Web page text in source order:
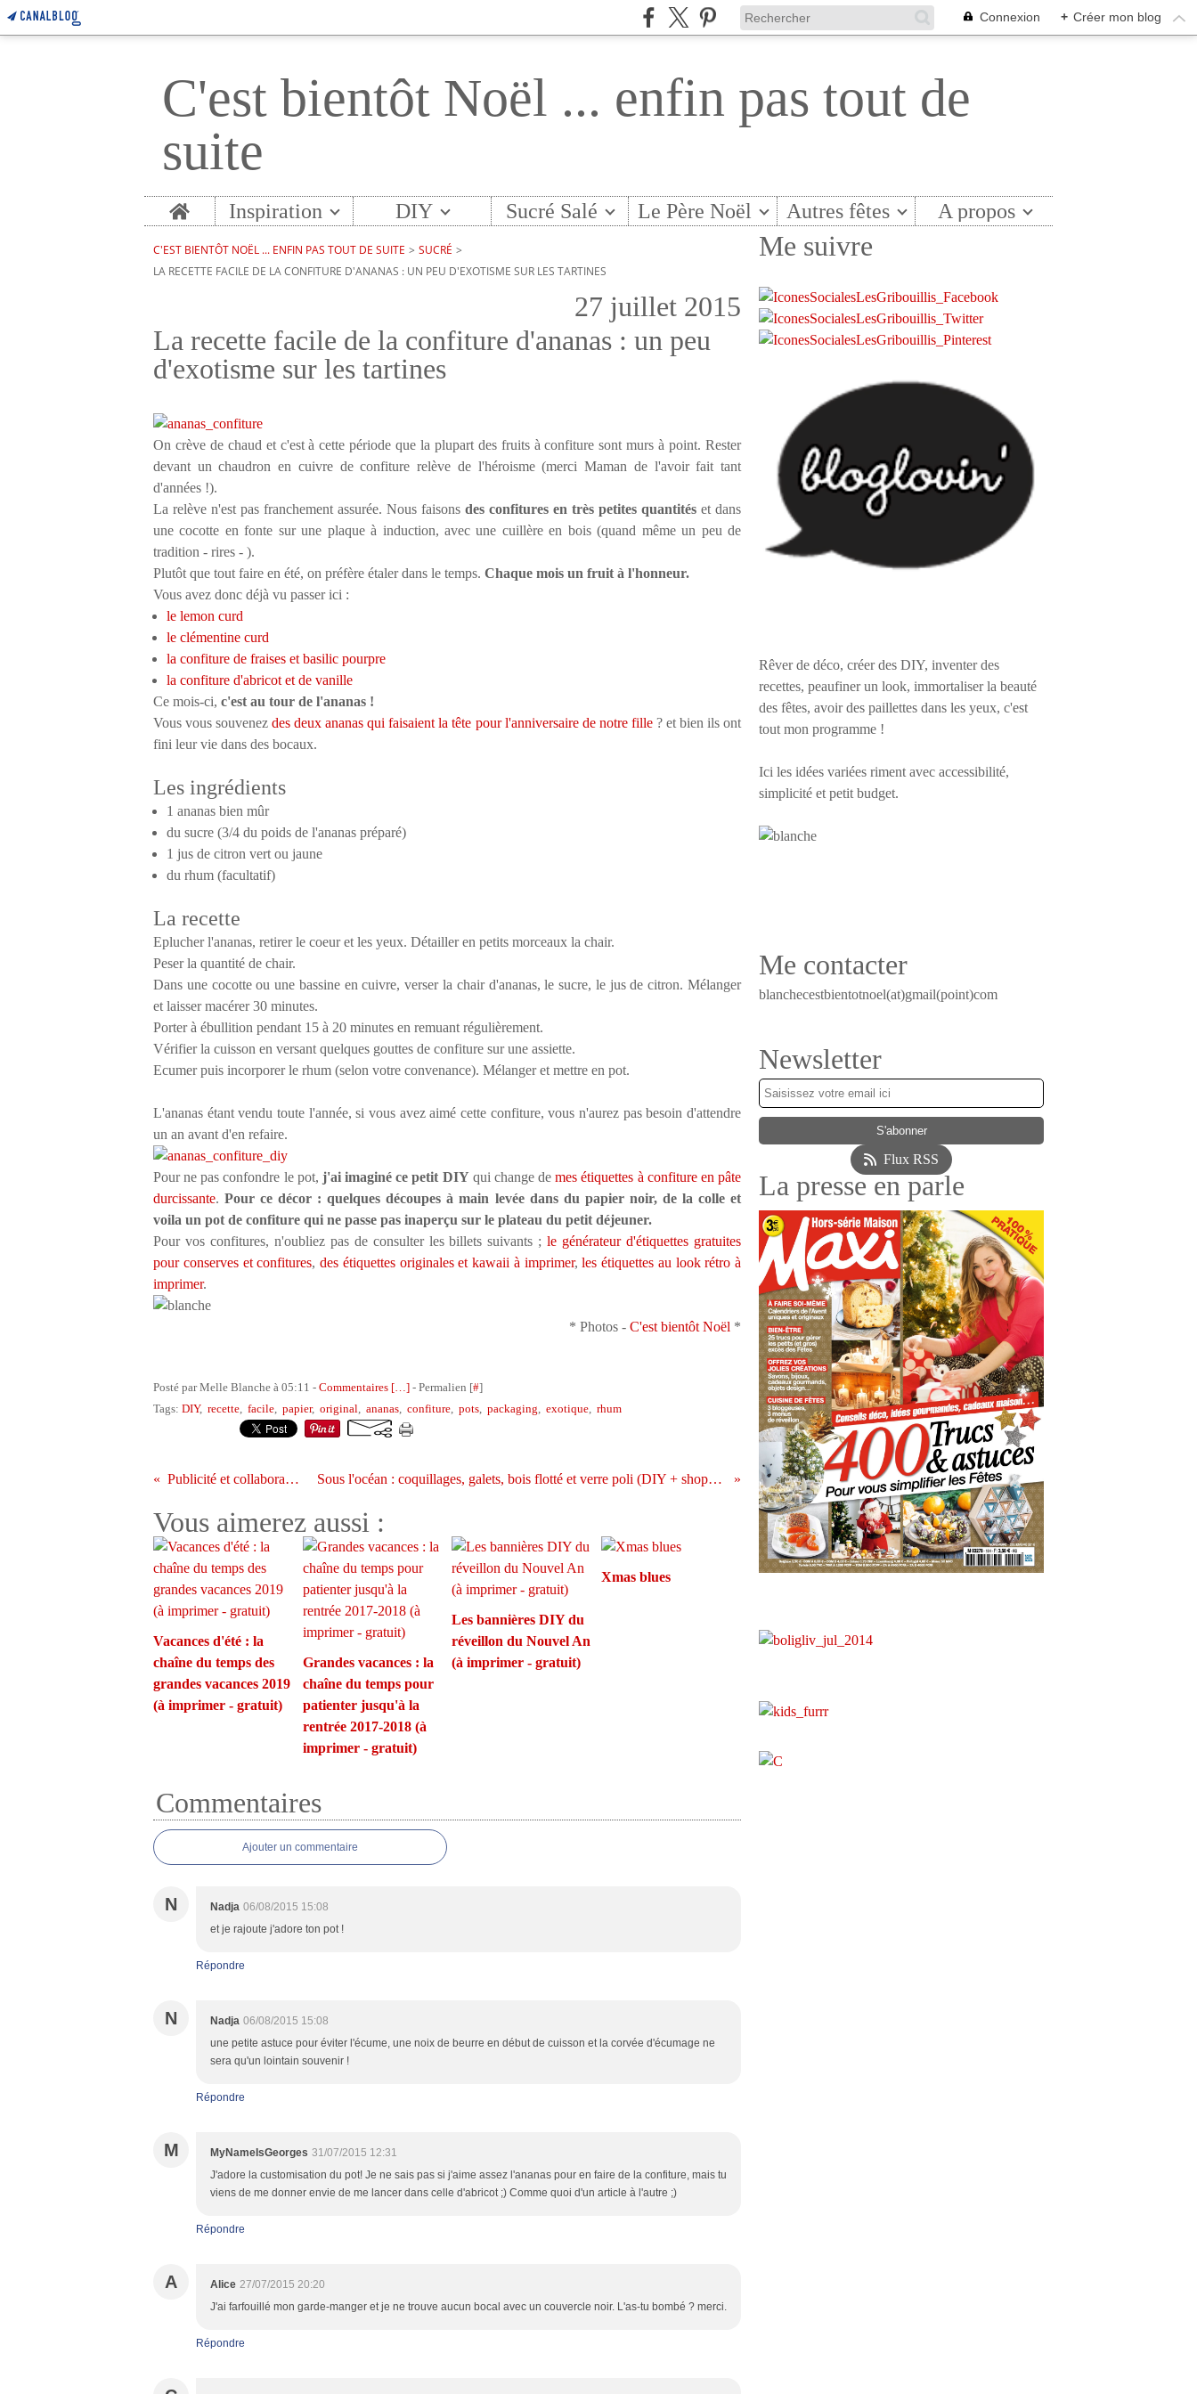
Connexion + Créer mon blog
C'est bientôt Noël ... enfin pas tout de
suite
Home Inspiration DIY Sucré Salé Le Père Noël Autres fêtes A propos
C'EST BIENTÔT NOËL ... ENFIN PAS TOUT DE SUITE > SUCRÉ >
LA RECETTE FACILE DE LA CONFITURE D'ANANAS : UN PEU D'EXOTISME SUR LES TARTINES
27 juillet 2015
La recette facile de la confiture d'ananas : un peu
d'exotisme sur les tartines
On crève de chaud et c'est à cette période que la plupart des fruits à confiture sont murs à point. Rester
devant un chaudron en cuivre de confiture relève de l'héroisme (merci Maman de l'avoir fait tant
d'années !).
La relève n'est pas franchement assurée. Nous faisons des confitures en très petites quantités et dans
une cocotte en fonte sur une plaque à induction, avec une cuillère en bois (quand même un peu de
tradition - rires - ).
Plutôt que tout faire en été, on préfère étaler dans le temps. Chaque mois un fruit à l'honneur.
Vous avez donc déjà vu passer ici :
le lemon curd
le clémentine curd
la confiture de fraises et basilic pourpre
la confiture d'abricot et de vanille
Ce mois-ci, c'est au tour de l'ananas !
Vous vous souvenezdes deux ananas qui faisaient la tête pour l'anniversaire de notre fille? et bien ils ont
fini leur vie dans des bocaux.
Les ingrédients
1 ananas bien mûr
du sucre (3/4 du poids de l'ananas préparé)
1 jus de citron vert ou jaune
du rhum (facultatif)
La recette
Eplucher l'ananas, retirer le coeur et les yeux. Détailler en petits morceaux la chair.
Peser la quantité de chair.
Dans une cocotte ou une bassine en cuivre, verser la chair d'ananas, le sucre, le jus de citron. Mélanger
et laisser macérer 30 minutes.
Porter à ébullition pendant 15 à 20 minutes en remuant régulièrement.
Vérifier la cuisson en versant quelques gouttes de confiture sur une assiette.
Ecumer puis incorporer le rhum (selon votre convenance). Mélanger et mettre en pot.
L'ananas étant vendu toute l'année, si vous avez aimé cette confiture, vous n'aurez pas besoin d'attendre
un an avant d'en refaire.
Pour ne pas confondre le pot, j'ai imaginé ce petit DIYqui change demes étiquettes à confiture en pâte
durcissante.Pour ce décor : quelques découpes à main levée dans du papier noir, de la colle et
voila un pot de confiture qui ne passe pas inaperçu sur le plateau du petit déjeuner.
Pour vos confitures, n'oubliez pas de consulter les billets suivants ;le générateur d'étiquettes gratuites
pour conserves et confitures, des étiquettes originales et kawaii à imprimer,les étiquettes au look rétro à
imprimer.
* Photos - C'est bientôt Noël *
Posté par Melle Blanche à 05:11 - Commentaires […] - Permalien [#]
Tags: DIY, recette, facile, papier, original, ananas, confiture, pots, packaging, exotique, rhum
Publicité et collaboration Sous l'océan : coquillages, galets, bois flotté et verre poli (DIY + shopping)
Vous aimerez aussi :
Vacances d'été : la
chaîne du temps des
grandes vacances 2019
(à imprimer - gratuit)
Grandes vacances : la
chaîne du temps pour
patienter jusqu'à la
rentrée 2017-2018 (à
imprimer - gratuit)
Les bannières DIY du
réveillon du Nouvel An
(à imprimer - gratuit)
Xmas blues
Commentaires
Ajouter un commentaire
N Nadja 06/08/2015 15:08
et je rajoute j'adore ton pot !
Répondre
N Nadja 06/08/2015 15:08
une petite astuce pour éviter l'écume, une noix de beurre en début de cuisson et la corvée d'écumage ne
sera qu'un lointain souvenir !
Répondre
M MyNameIsGeorges 31/07/2015 12:31
J'adore la customisation du pot! Je ne sais pas si j'aime assez l'ananas pour en faire de la confiture, mais tu
viens de me donner envie de me lancer dans celle d'abricot ;) Comme quoi d'un article à l'autre ;)
Répondre
A Alice 27/07/2015 20:20
J'ai farfouillé mon garde-manger et je ne trouve aucun bocal avec un couvercle noir. L'as-tu bombé ? merci.
Répondre
Me suivre
Rêver de déco, créer des DIY, inventer des
recettes, peaufiner un look, immortaliser la beauté
des fêtes, avoir des paillettes dans les yeux, c'est
tout mon programme !
Ici les idées variées riment avec accessibilité,
simplicité et petit budget.
Me contacter
blanchecestbientotnoel(at)gmail(point)com
Newsletter
Flux RSS
La presse en parle